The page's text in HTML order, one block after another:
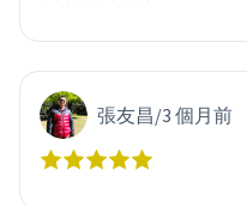
張友昌/3 個月前